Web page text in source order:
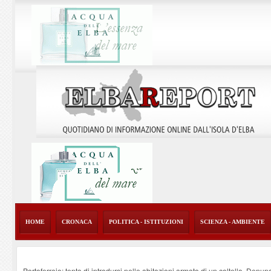
HOME CRONACA POLITICA - ISTITUZIONI SCIENZA - AMBIENTE